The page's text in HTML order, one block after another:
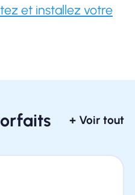
et installez votre
+ Voir tout